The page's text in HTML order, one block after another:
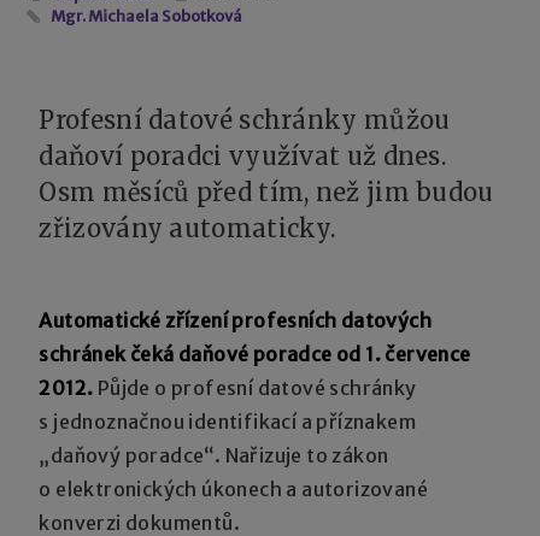
Mgr. Michaela Sobotková
Profesní datové schránky můžou
daňoví poradci využívat už dnes.
Osm měsíců před tím, než jim budou
zřizovány automaticky.
Automatické zřízení profesních datových
schránek čeká daňové poradce od 1. července
2012. Půjde o profesní datové schránky
s jednoznačnou identifikací a příznakem
„daňový poradce“. Nařizuje to zákon
o elektronických úkonech a autorizované
konverzi dokumentů.